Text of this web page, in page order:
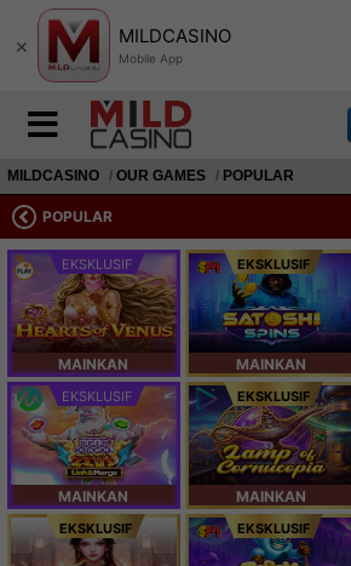
× MILDCASINO
Mobile App
MILDCASINO OUR GAMES POPULAR
POPULAR
EKSKLUSIF
MAINKAN
EKSKLUSIF
MAINKAN
EKSKLUSIF
MAINKAN
EKSKLUSIF
MAINKAN
EKSKLUSIF EKSKLUSIF